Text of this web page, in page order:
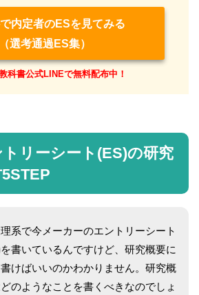
内定者のESを見てみる
（選考通過ES集）
科書公式LINEで無料配布中！
リーシート(ES)の研究
系で今メーカーのエントリーシート
書いているんですけど、研究概要に
けばいいのかわかりません。研究概
のようなことを書くべきなのでしょ